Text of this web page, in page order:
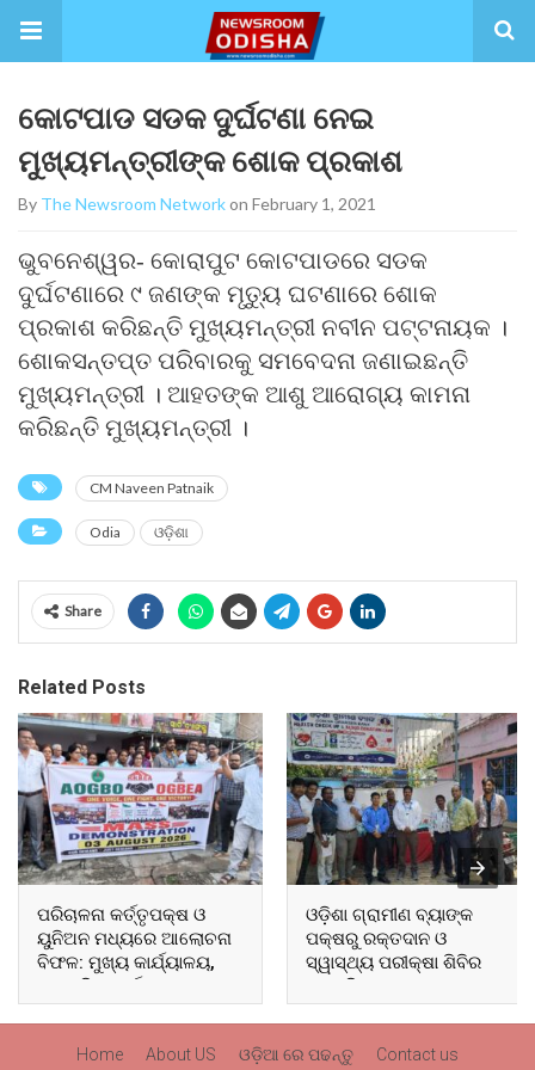
କୋଟପାଡ ସଡକ ଦୁର୍ଘଟଣା ନେଇ
ମୁଖ୍ୟମନ୍ତ୍ରୀଙ୍କ ଶୋକ ପ୍ରକାଶ
By The Newsroom Networkon February 1, 2021
ଭୁବନେଶ୍ୱର- କୋରାପୁଟ କୋଟପାଡରେ ସଡକ
ଦୁର୍ଘଟଣାରେ ୯ ଜଣଙ୍କ ମୃତ୍ୟୁ ଘଟଣାରେ ଶୋକ
ପ୍ରକାଶ କରିଛନ୍ତି ମୁଖ୍ୟମନ୍ତ୍ରୀ ନବୀନ ପଟ୍ଟନାୟକ ।
ଶୋକସନ୍ତପ୍ତ ପରିବାରକୁ ସମବେଦନା ଜଣାଇଛନ୍ତି
ମୁଖ୍ୟମନ୍ତ୍ରୀ । ଆହତଙ୍କ ଆଶୁ ଆରୋଗ୍ୟ କାମନା
କରିଛନ୍ତି ମୁଖ୍ୟମନ୍ତ୍ରୀ ।
CM Naveen Patnaik
Odia ଓଡ଼ିଶା
Share
Related Posts
ପରିଚାଳନା କର୍ତ୍ତୃପକ୍ଷ ଓ
ୟୁନିଅନ ମଧ୍ୟରେ ଆଲୋଚନା
ବିଫଳ: ମୁଖ୍ୟ କାର୍ଯ୍ୟାଳୟ,
ଆଞ୍ଚଳିକ କାର୍ଯ୍ୟାଳୟ ଓ
ସମସ୍ତ ବ୍ଲକ ମୁଖ୍ୟାଳୟରେ
ଓଡ଼ିଶା ଗ୍ରାମୀଣ ବ୍ୟାଙ୍କ
ପକ୍ଷରୁ ରକ୍ତଦାନ ଓ
ସ୍ୱାସ୍ଥ୍ୟ ପରୀକ୍ଷା ଶିବିର
ଅନୁଷ୍ଠିତ
Home About US ଓଡ଼ିଆ ରେ ପଢନ୍ତୁ Contact us